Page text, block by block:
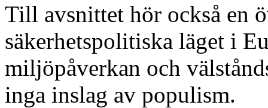
Till avsnittet hör också en
säkerhetspolitiska läget i
miljöpåverkan och
inga inslag av populism.